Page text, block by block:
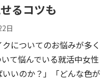
るコツも
日
についてのお悩みが多く
て悩んでいる就活中女性
いのか？」「どんな色が